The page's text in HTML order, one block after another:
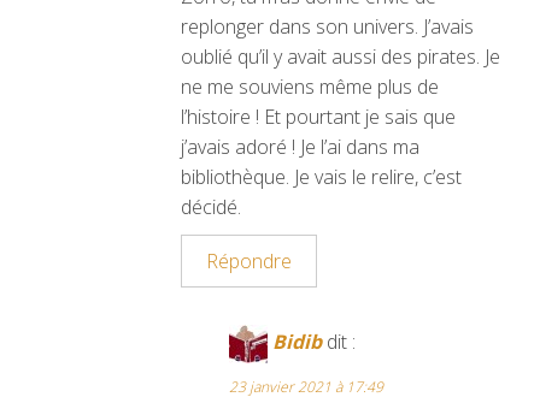
replonger dans son univers. J’avais
oublié qu’il y avait aussi des pirates. Je
ne me souviens même plus de
l’histoire ! Et pourtant je sais que
j’avais adoré ! Je l’ai dans ma
bibliothèque. Je vais le relire, c’est
décidé.
Répondre
Bidib dit :
23 janvier 2021 à 17:49